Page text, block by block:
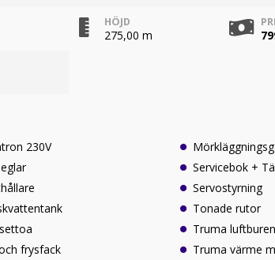
HÖJD
275,00 m
230V
frysfack
Servicebok +
Servostyrning
Tonade rutor
Truma
Truma värme